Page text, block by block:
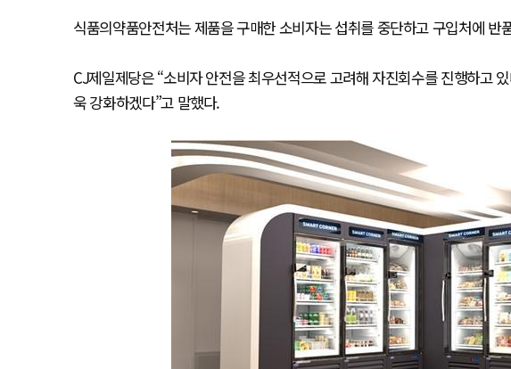
식품의약품안전처는 제품을 구매한 소비자는 섭취를 중단하고 구입처에 반
CJ제일제당은 “소비자 안전을 최우선적으로 고려해 자진회수를 진행하고
욱 강화하겠다”고 말했다.